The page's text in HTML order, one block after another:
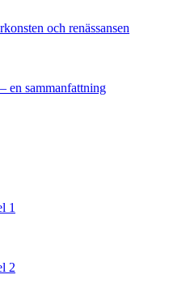
och renässansen
en sammanfattning
1
2